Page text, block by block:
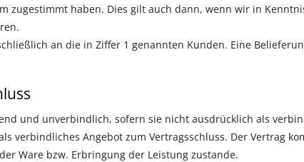
zugestimmt haben. Dies gilt auch dann, wenn wir in
an die in Ziffer 1 genannten Kunden. Eine
und unverbindlich, sofern sie nicht ausdrücklich als
verbindliches Angebot zum Vertragsschluss. Der Vertrag
Ware bzw. Erbringung der Leistung zustande.